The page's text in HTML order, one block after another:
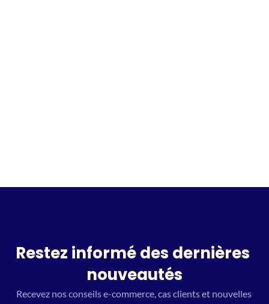
Restez informé des dernières
nouveautés
Recevez nos conseils e-commerce, cas clients et nouvelles